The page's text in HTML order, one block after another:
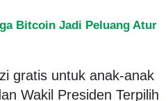
Bitcoin Jadi Peluang Atur
gratis untuk anak-anak
Wakil Presiden Terpilih